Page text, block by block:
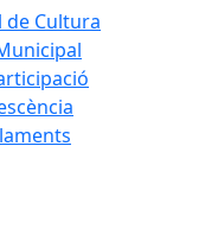
de Cultura